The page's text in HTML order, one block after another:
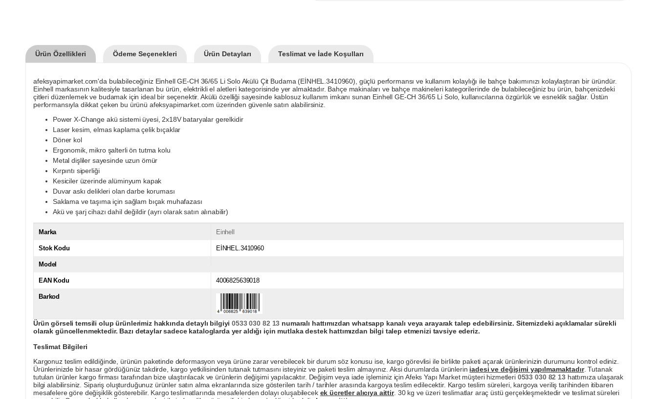
Ürün Özellikleri Ödeme Seçenekleri Ürün Detayları Teslimat ve İade Koşulları
afeksyapimarket.com'da bulabileceğiniz Einhell GE-CH 36/65 Li Solo Akülü Çit Budama (EİNHEL.3410960), güçlü performansı ve kullanım kolaylığı ile bahçe bakımınızı kolaylaştıran bir üründür.
Einhell markasının kalitesiyle tasarlanan bu ürün, elektrikli el aletleri kategorisinde yer almaktadır. Bahçe makinaları ve bahçe makineleri kategorilerinde de bulabileceğiniz bu ürün, bahçenizdeki
çitleri düzenlemek ve budamak için ideal bir seçenektir. Akülü özelliği sayesinde kablosuz kullanım imkanı sunan Einhell GE-CH 36/65 Li Solo, kullanıcılarına özgürlük ve esneklik sağlar. Üstün
performansıyla dikkat çeken bu ürünü afeksyapimarket.com üzerinden güvenle satın alabilirsiniz.
Power X-Change akü sistemi üyesi, 2x18V bataryalar gerelkidir
Laser kesim, elmas kaplama çelik bıçaklar
Döner kol
Ergonomik, mikro şalterli ön tutma kolu
Metal dişliler sayesinde uzun ömür
Kırpıntı siperliği
Kesiciler üzerinde alüminyum kapak
Duvar askı delikleri olan darbe koruması
Saklama ve taşıma için sağlam bıçak muhafazası
Akü ve şarj cihazı dahil değildir (ayrı olarak satın alınabilir)
Marka Einhell
Stok Kodu EİNHEL.3410960
Model
EAN Kodu 4006825639018
Barkod
Ürün görseli temsili olup ürünlerimiz hakkında detaylı bilgiyi0533 030 82 13 numaralı hattımızdan whatsapp kanalı veya arayarak talep edebilirsiniz. Sitemizdeki açıklamalar sürekli
olarak güncellenmektedir. Bazı detaylar sadece kataloglarda yer aldığı için mutlaka destek hattımızdan bilgi talep etmenizi tavsiye ederiz.
Teslimat Bilgileri
Kargonuz teslim edildiğinde, ürünün paketinde deformasyon veya ürüne zarar verebilecek bir durum söz konusu ise, kargo görevlisi ile birlikte paketi açarak ürünlerinizin durumunu kontrol ediniz.
Ürünlerinizde bir hasar gördüğünüz takdirde, kargo yetkilisinden tutanak tutmasını isteyiniz ve paketi teslim almayınız. Aksi durumlarda ürünlerin iadesi ve değişimi yapılmamaktadır. Tutanak
tutulan ürünler kargo firması tarafından bize ulaştırılacak ve ürünlerin değişimi yapılacaktır. Değişim veya iade işleminiz için Afeks Yapı Market müşteri hizmetleri 0533 030 82 13hattımıza ulaşarak
bilgi alabilirsiniz. Sipariş oluşturduğunuz ürünler satın alma ekranlarında size gösterilen tarih / tarihler arasında kargoya teslim edilecektir. Kargo teslim süreleri, kargoya veriliş tarihinden itibaren
mesafelere göre değişiklik gösterebilir. Kargo teslimatlarında mesafelerden dolayı oluşabilecek ek ücretler alıcıya aittir. 30 kg ve üzeri teslimatlar araç üstü gerçekleşmektedir ve teslimat süreleri